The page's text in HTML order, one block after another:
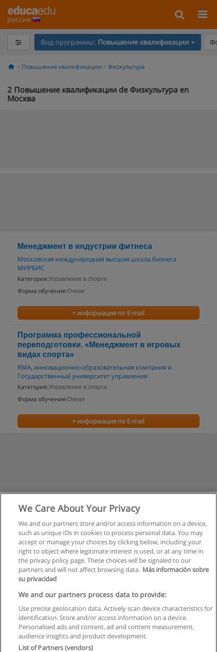
россия
Вид программы: Повышение квалификации
Повышение квалификации Физкультура
2 Повышение квалификации de Физкультура en
Москва
Менеджмент в индустрии фитнеса
Московская международная высшая школа бизнеса
МИРБИС
Категория:Управление в спорте
Форма обучения:Очная
+ информация по E-mail
Программа профессиональной
переподготовки. «Менеджмент в игровых
видах спорта»
RMA, инновационно-образовательная компания и
Государственный университет управления
Категория:Управление в спорте
Форма обучения:Очная
+ информация по E-mail
Правила пользования
Конфиденциальность информации
Напишите Educaedu
We Care About Your Privacy
We and our partners store and/or access information on a device,
such as unique IDs in cookies to process personal data. You may
accept or manage your choices by clicking below, including your
right to object where legitimate interest is used, or at any time in
the privacy policy page. These choices will be signaled to our
partners and will not affect browsing data. Más información sobre
su privacidad
We and our partners process data to provide:
Use precise geolocation data. Actively scan device characteristics for
identification. Store and/or access information on a device.
Personalised ads and content, ad and content measurement,
audience insights and product development.
List of Partners (vendors)